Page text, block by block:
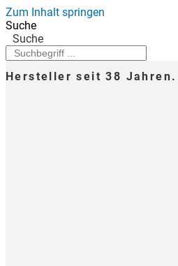
Zum Inhalt springen
Suche
Suche
Hersteller seit 38 Jahren.